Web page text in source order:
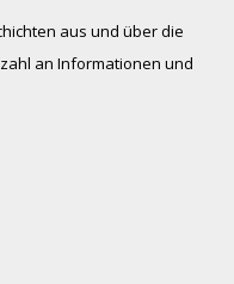
aus und über die
an Informationen und